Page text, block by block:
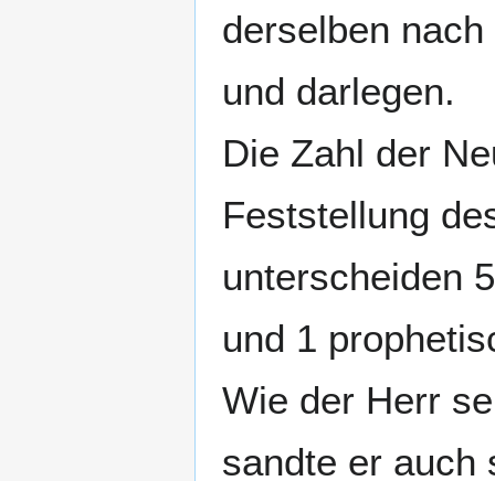
derselben
und darlegen.
Die Zahl der
Feststellung
unterscheiden
und 1
Wie der Herr
sandte er auch